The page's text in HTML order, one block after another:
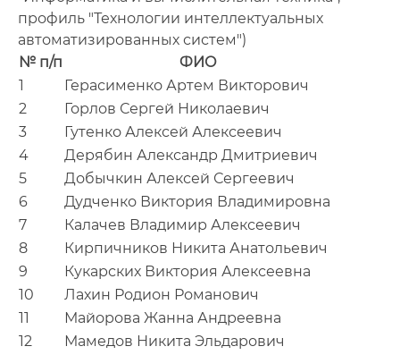
профиль "Технологии интеллектуальных
автоматизированных систем")
№ п/п
ФИО
1
Герасименко Артем Викторович
2
Горлов Сергей Николаевич
3
Гутенко Алексей Алексеевич
4
Дерябин Александр Дмитриевич
5
Добычкин Алексей Сергеевич
6
Дудченко Виктория Владимировна
7
Калачев Владимир Алексеевич
8
Кирпичников Никита Анатольевич
9
Кукарских Виктория Алексеевна
10
Лахин Родион Романович
11
Майорова Жанна Андреевна
12
Мамедов Никита Эльдарович